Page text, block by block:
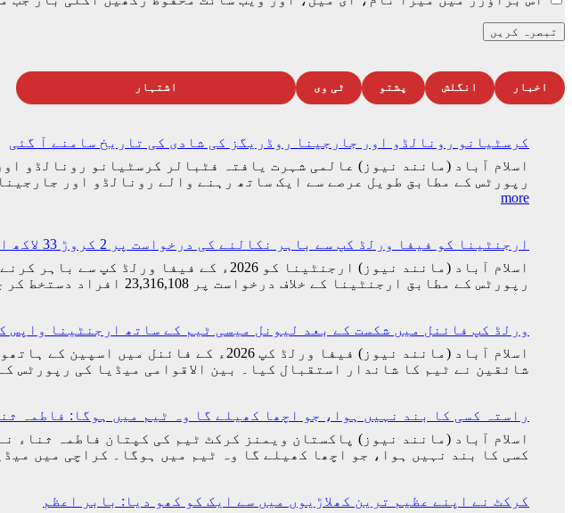
اخبار انگلش پشتو ٹی وی اشتہار
کرسٹیانو رونالڈو اور جارجینا روڈریگز کی شادی کی تاریخ سامنے آ گئی
اسلام آباد (مانند نیوز) عالمی شہرت یافتہ فٹبالر کرسٹیانو رونالڈو
رپورٹس کے مطابق طویل عرصے سے ایک ساتھ رہنے والے رونالڈو اور
more
:
اور
جارجینا
روڈریگز
کی
کی
تاریخ
سامنے
آ
ارجنٹینا کو فیفا ورلڈ کپ سے باہر نکالنے کی درخواست پر 2 کروڑ 33 لاکھ افراد کے دستخط
اسلام آباد (مانند نیوز) ارجنٹینا کو
رپورٹس کے مطابق ارجنٹینا کے خلاف درخواست پر 23,316,108 افراد دستخط کر چکے ہیں جو گنیز عالمی ریکارڈ توڑنے کے قریب پہنچ گئی تھی۔…
ورلڈ کپ فائنل میں شکست کے بعد لیونل میسی ٹیم کے ساتھ ارجنٹینا واپس
شائقین نے ٹیم کا شاندار استقبال کیا۔ بین الاقوامی میڈیا کی
راستہ کسی کا بند نہیں ہوا، جو اچھا کھیلے گا وہ ٹیم میں ہوگا: فاطمہ
اسلام آباد (مانند نیوز) پاکستان ویمنز کرکٹ ٹیم کی کپتان فاطمہ ثناء
کسی کا بند نہیں ہوا، جو اچھا کھیلے گا وہ ٹیم میں ہوگا۔ کراچی میں
کرکٹ نے اپنے عظیم ترین کھلاڑیوں میں سے ایک کو کھو دیا: بابر اعظم